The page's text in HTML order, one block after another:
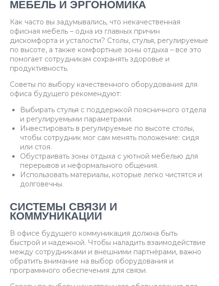
МЕБЕЛЬ И ЭРГОНОМИКА
Как часто вы задумывались, что некачественная
офисная мебель – одна из главных причин
дискомфорта и усталости? Столы, стулья, регулируемые
по высоте, а также комфортные зоны отдыха – все это
помогает сотрудникам сохранять здоровье и
продуктивность.
Советы по выбору качественного оборудования для
офиса будущего рекомендуют:
Выбирать стулья с поддержкой поясничного отдела
и регулируемыми параметрами.
Инвестировать в регулируемые по высоте столы,
чтобы сотрудник мог сам менять положение: сидя
или стоя.
Обустраивать зоны отдыха с уютной мебелью для
перерывов и неформального общения.
Использовать материалы, которые легко чистятся и
долговечны.
СИСТЕМЫ СВЯЗИ И
КОММУНИКАЦИИ
В офисе будущего коммуникация должна быть
быстрой и надежной. Чтобы наладить взаимодействие
между сотрудниками и внешними партнёрами, важно
обратить внимание на выбор оборудования и
программного обеспечения для связи.